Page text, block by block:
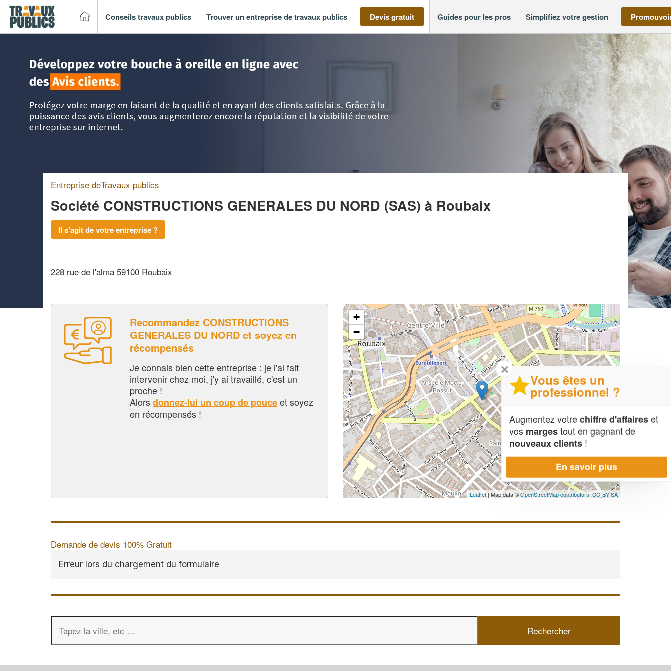
Conseils travaux publics Trouver un entreprise de travaux publics Devis gratuit Guides pour les pros Simplifiez votre gestion
Entreprise deTravaux publics
Société CONSTRUCTIONS GENERALES DU NORD (SAS) à Roubaix
Il s'agit de votre entreprise ?
228 rue de l'alma 59100 Roubaix
Recommandez CONSTRUCTIONS
GENERALES DU NORD et soyez en
récompensés
Je connais bien cette entreprise : je l'ai fait
intervenir chez moi, j'y ai travaillé, c'est un
proche !
Alorsdonnez-lui un coup de pouceet soyez
en récompensés !
+
−
Leaflet| Map data ©OpenStreetMap contributors, CC-BY-SA
Demande de devis 100% Gratuit
Erreur lors du chargement du formulaire
✕
Vous êtes un
professionnel ?
Augmentez votrechiffre d'affaireset
vos margestout en gagnant de
nouveaux clients !
En savoir plus